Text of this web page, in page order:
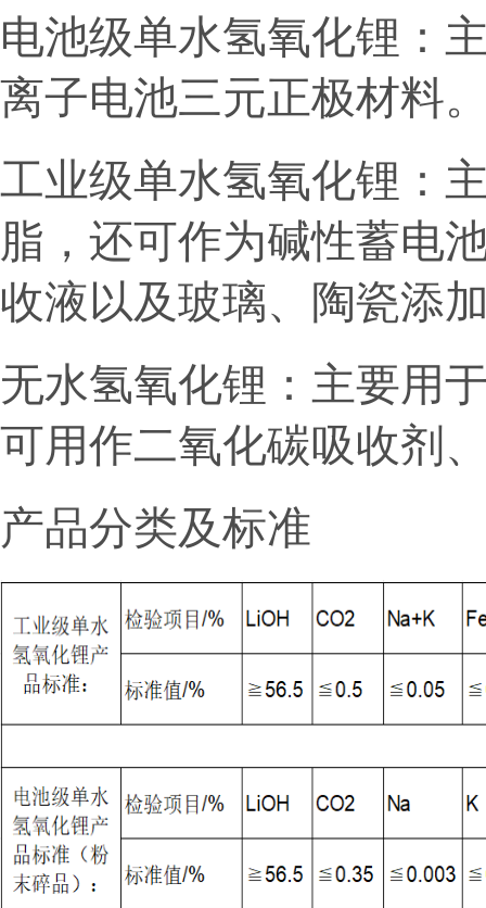
电池级单水氢氧化锂：
离子电池三元正极材料
工业级单水氢氧化锂：
脂，还可作为碱性蓄电
收液以及玻璃、陶瓷添
无水氢氧化锂：主要用
可用作二氧化碳吸收剂
产品分类及标准